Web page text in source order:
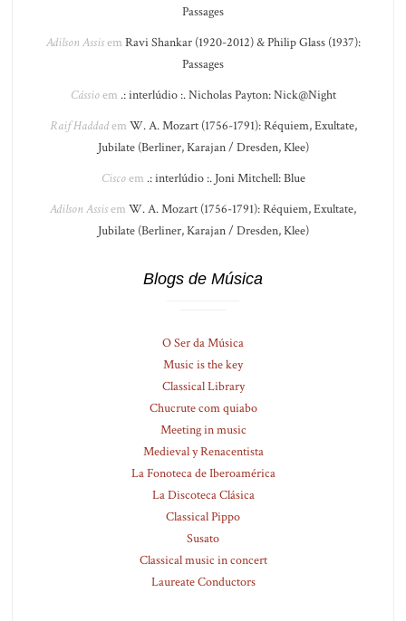
Passages
Adilson Assisem Ravi Shankar (1920-2012) & Philip Glass (1937):
Passages
Cássioem .: interlúdio :. Nicholas Payton: Nick@Night
Raif Haddadem W. A. Mozart (1756-1791): Réquiem, Exultate,
Jubilate (Berliner, Karajan / Dresden, Klee)
Ciscoem .: interlúdio :. Joni Mitchell: Blue
Adilson Assisem W. A. Mozart (1756-1791): Réquiem, Exultate,
Jubilate (Berliner, Karajan / Dresden, Klee)
Blogs de Música
O Ser da Música
Music is the key
Classical Library
Chucrute com quiabo
Meeting in music
Medieval y Renacentista
La Fonoteca de Iberoamérica
La Discoteca Clásica
Classical Pippo
Susato
Classical music in concert
Laureate Conductors